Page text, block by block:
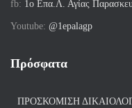
fb: 1ο Επα.Λ. Αγίας
Youtube: @1epalagp
Πρόσφατα
ΠΡΟΣΚΌΜΙΣΗ